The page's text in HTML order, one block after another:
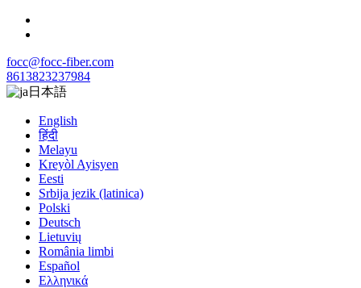
focc@focc-fiber.com
8613823237984
日本語
English
हिंदी
Melayu
Kreyòl Ayisyen
Eesti
Srbija jezik (latinica)
Polski
Deutsch
Lietuvių
România limbi
Español
Ελληνικά